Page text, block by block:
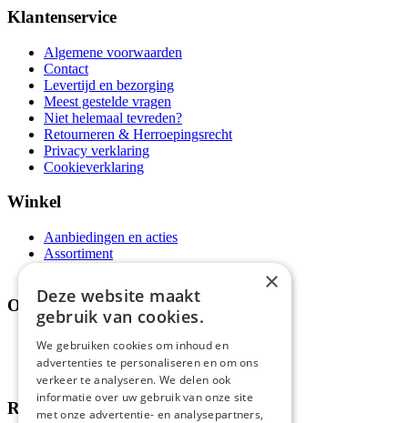
Klantenservice
Algemene voorwaarden
Contact
Levertijd en bezorging
Meest gestelde vragen
Niet helemaal tevreden?
Retourneren & Herroepingsrecht
Privacy verklaring
Cookieverklaring
Winkel
Aanbiedingen en acties
Assortiment
Over ons
Wie zijn wij?
Recepten
Tips
Recensies
×
Deze website maakt
gebruik van cookies.
We gebruiken cookies om inhoud en
advertenties te personaliseren en om ons
verkeer te analyseren. We delen ook
informatie over uw gebruik van onze site
met onze advertentie- en analysepartners,